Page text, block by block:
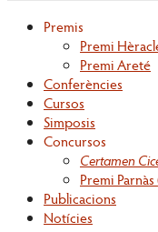
Premis
Premi
Premi Areté
Conferències
Cursos
Simposis
Concursos
Certamen
Premi
Publicacions
Notícies